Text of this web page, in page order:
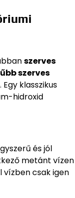
szerves
szerves
. Egy klasszikus
hidroxid
és jól
metánt vízen
vízben csak igen